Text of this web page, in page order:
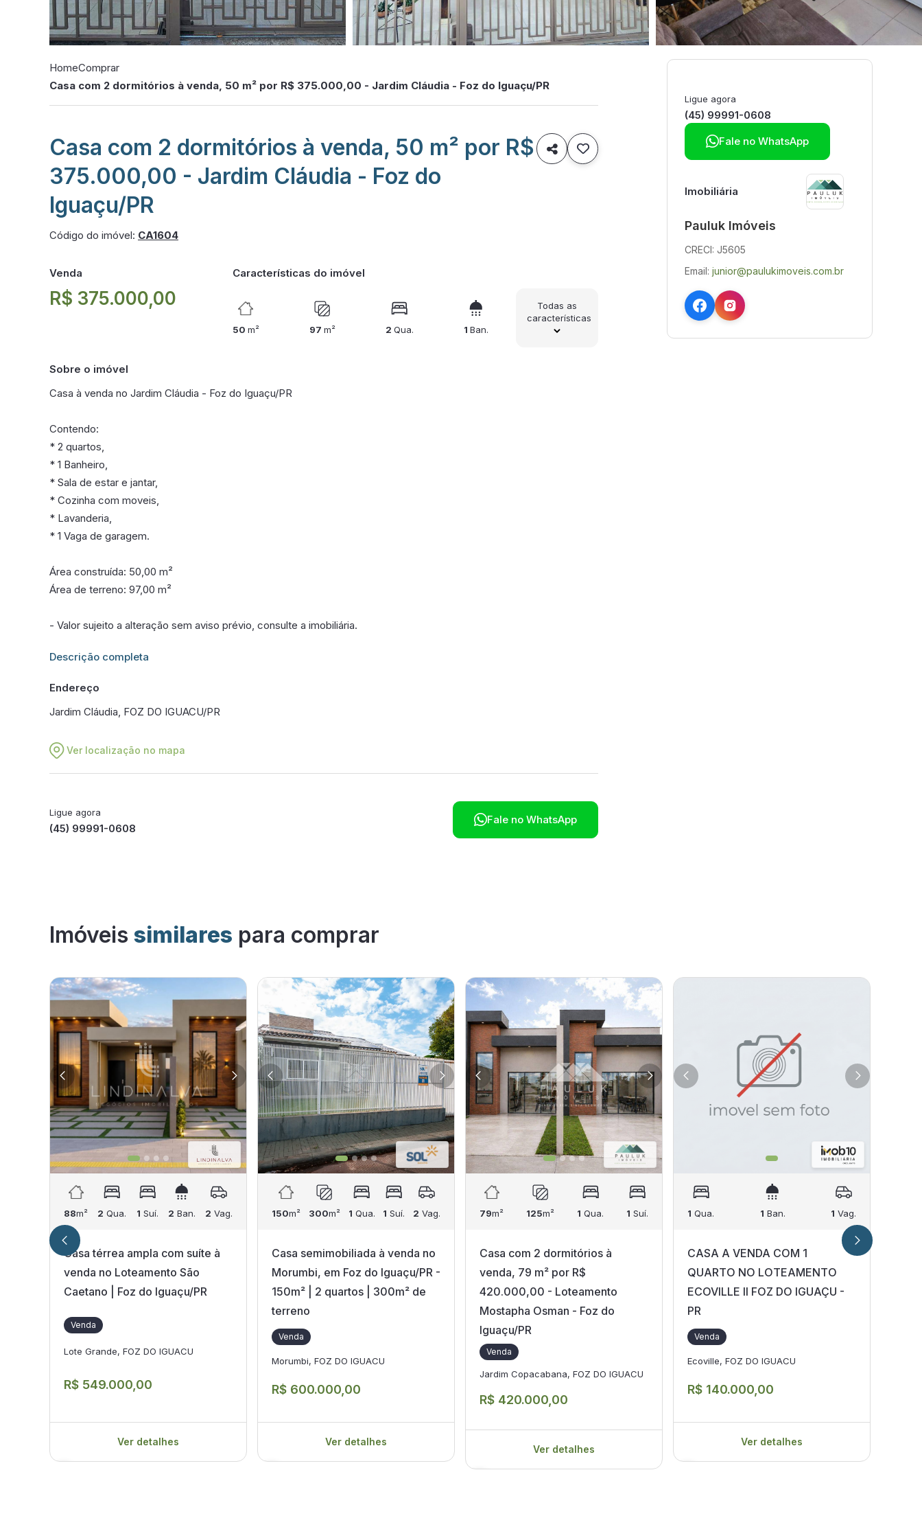
HomeComprar
Casa com 2 dormitórios à venda, 50 m² por R$ 375.000,00 - Jardim Cláudia - Foz do Iguaçu/PR
Casa com 2 dormitórios à venda, 50 m² por R$
375.000,00 - Jardim Cláudia - Foz do
Iguaçu/PR

Código do imóvel: CA1604
Venda
R$ 375.000,00
Características do imóvel
50 m² 97 m² 2 Qua. 1 Ban.
Todas as
características
Sobre o imóvel
Casa à venda no Jardim Cláudia - Foz do Iguaçu/PR
Contendo:
* 2 quartos,
* 1 Banheiro,
* Sala de estar e jantar,
* Cozinha com moveis,
* Lavanderia,
* 1 Vaga de garagem.
Área construída: 50,00 m²
Área de terreno: 97,00 m²
- Valor sujeito a alteração sem aviso prévio, consulte a imobiliária.
Informações adicionais sobre este imóvel estarão disponíveis em breve.
Descrição completa
Endereço
Jardim Cláudia, FOZ DO IGUACU/PR
Ver localização no mapa
Ligue agora
(45) 99991-0608
Fale no WhatsApp
Ligue agora
(45) 99991-0608
Fale no WhatsApp
Imobiliária
Pauluk Imóveis
CRECI: J5605
Email: junior@paulukimoveis.com.br
Imóveis similares para comprar
88m² 2 Qua. 1 Suí. 2 Ban. 2 Vag.
Casa térrea ampla com suíte à
venda no Loteamento São
Caetano | Foz do Iguaçu/PR
Venda
Lote Grande, FOZ DO IGUACU
R$ 549.000,00
Ver detalhes
150m² 300m² 1 Qua. 1 Suí. 2 Vag.
Casa semimobiliada à venda no
Morumbi, em Foz do Iguaçu/PR -
150m² | 2 quartos | 300m² de
terreno
Venda
Morumbi, FOZ DO IGUACU
R$ 600.000,00
Ver detalhes
79m² 125m² 1 Qua. 1 Suí.
Casa com 2 dormitórios à
venda, 79 m² por R$
420.000,00 - Loteamento
Mostapha Osman - Foz do
Iguaçu/PR
Venda
Jardim Copacabana, FOZ DO IGUACU
R$ 420.000,00
Ver detalhes
1 Qua. 1 Ban. 1 Vag.
CASA A VENDA COM 1
QUARTO NO LOTEAMENTO
ECOVILLE II FOZ DO IGUAÇU -
PR
Venda
Ecoville, FOZ DO IGUACU
R$ 140.000,00
Ver detalhes